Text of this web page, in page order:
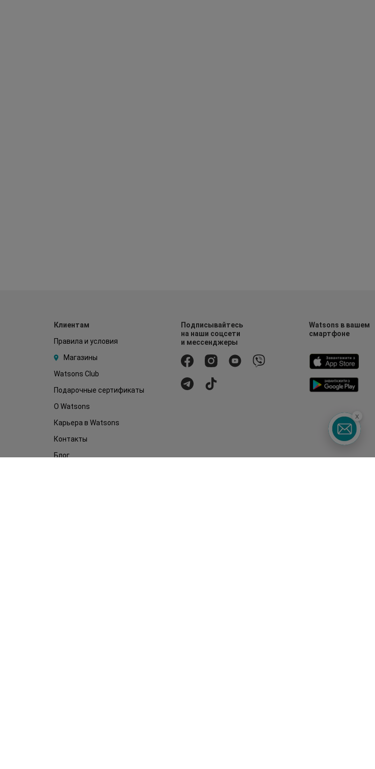
Клиентам
Правила и условия
Магазины
Watsons Club
Подарочные сертификаты
О Watsons
Карьера в Watsons
Контакты
Блог
Подписывайтесь
на наши соцсети
и мессенджеры
Watsons в вашем
смартфоне
x